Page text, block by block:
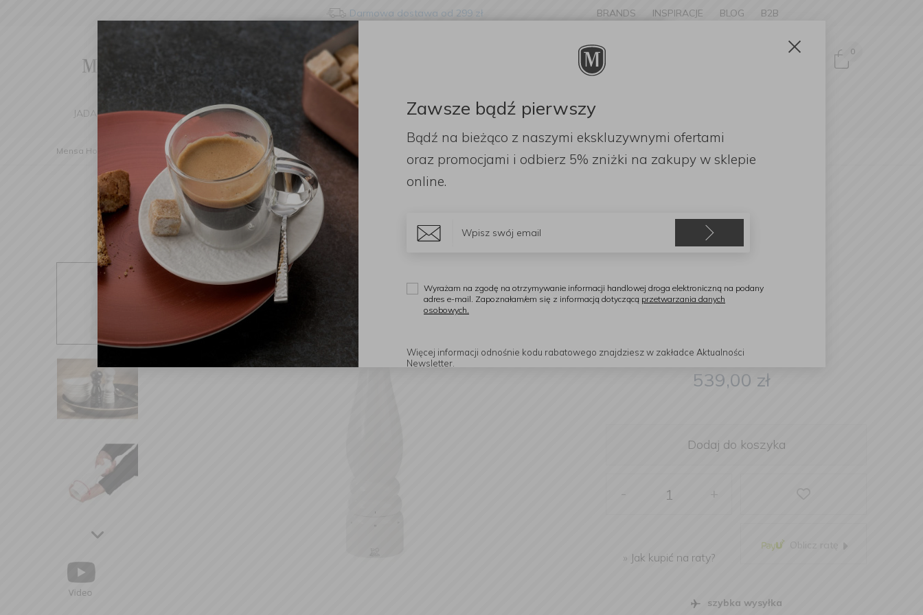
Darmowa dostawa od 299 zł BRANDS INSPIRACJE BLOG B2B
0
JADALNIA KUCHNIA DOM DEKORACJE ZAPACHY DODATKI OGRÓD
Mensa Home Narzędzia kuchenne Młynki do przypraw, soli i pieprzu
Młynek Paris 40cm White do
539,00 zł
Dodaj do koszyka
-
» Jak kupić na raty?
szybka wysyłka
Change language?
We've detected that your browser language is not Polish. Would you like to
switch to the English version of our website?
Stay here Switch to English
Zawsze bądź pierwszy
Bądź na bieżąco z naszymi ekskluzywnymi ofertami
oraz promocjami i odbierz 5% zniżki na zakupy w sklepie
online.
Wyrażam na zgodę na otrzymywanie informacji handlowej droga elektroniczną na podany
adres e-mail. Zapoznałam/em się z informacją dotyczącą przetwarzania danych
osobowych.
Więcej informacji odnośnie kodu rabatowego znajdziesz w zakładce Aktualności
Newsletter.